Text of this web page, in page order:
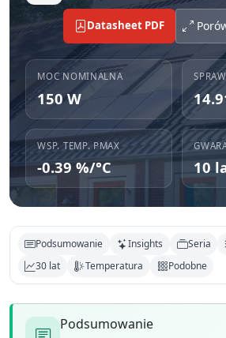
Datasheet PDF
MOC NOMINALNA
150 W
WSP. TEMP. PMAX
-0.39 %/°C 10
Podsumowanie Insights Seria
30 lat
Temperatura Podobne
Podsumowanie